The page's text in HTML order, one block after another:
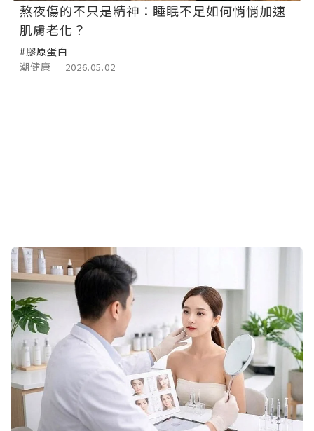
熬夜傷的不只是精神：睡眠不足如何悄悄加速
肌膚老化？
#膠原蛋白
潮健康
2026.05.02